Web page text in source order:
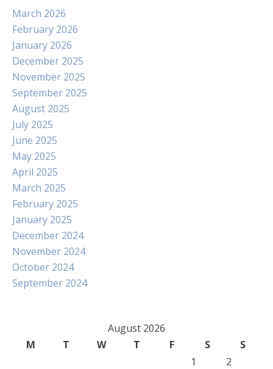
March 2026
February 2026
January 2026
December 2025
November 2025
September 2025
August 2025
July 2025
June 2025
May 2025
April 2025
March 2025
February 2025
January 2025
December 2024
November 2024
October 2024
September 2024
August 2026
M
T W T F S
S
1
2